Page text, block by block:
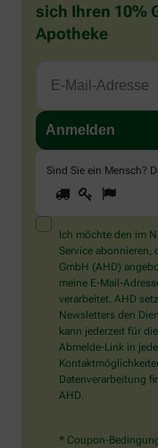
sich Ihren 10%
Apotheke
Sind Sie ein Mensch?
Sie
ein
Mensch?
Dann
wählen
Sie
bitte
die
Flagge.
1 2
Ich möchte den im
Service abonnieren,
GmbH (AHD)
meine E-Mail-
verarbeitet. AHD
Newsletters den
kann jederzeit für
Abmelde-Link in
Datenverarbeitung
AHD.
* Coupon-